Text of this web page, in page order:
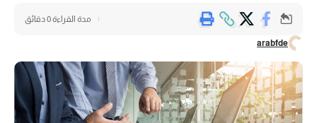
arabfde
مدة القراءة 0 دقائق